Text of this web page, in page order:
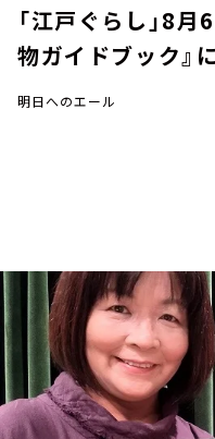
お知らせ
イベント・グッズ
YouTube
会社情報
「江戸ぐらし」8月
物ガイドブック』
明日へのエール